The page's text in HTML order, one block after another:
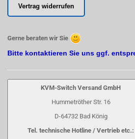
Vertrag widerrufen
Gerne beraten wir Sie
Bitte kontaktieren Sie uns ggf.
KVM-Switch Versand GmbH
Hummetröther Str. 16
D-64732 Bad König
Tel. technische Hotline / Vertrieb etc.: